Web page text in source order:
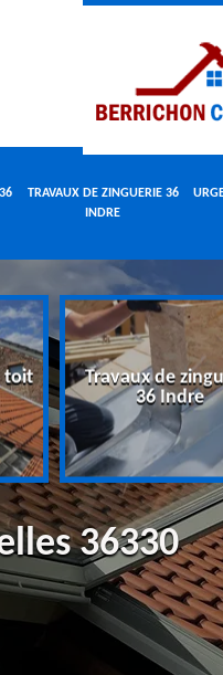
TRAVAUX DE ZINGUERIE 36
INDRE
toit
Travaux de
36 Indre
36330